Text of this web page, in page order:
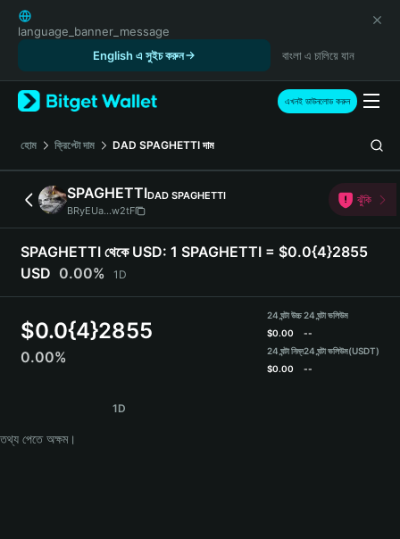
English
日本語
Русский
Español (Latinoamérica)
Türkçe
Italiano
Deutsch
简体中文
繁體中文
Português (Portugal)
Bahasa Indonesia
Español
language_banner_message
English এ সুইচ করুন
বাংলা এ চালিয়ে যান
এখনই ডাউনলোড করুন
হোম ক্রিপ্টো দাম DAD SPAGHETTI দাম
SPAGHETTIDAD SPAGHETTI
BRyEUa...w2tF
ঝুঁকি
SPAGHETTI থেকে USD: 1 SPAGHETTI = $0.0{4}2855
USD 0.00% 1D
$0.0{4}2855
0.00%
24 ঘন্টা উচ্চ
$0.00
24 ঘন্টা নিম্ন
$0.00
24 ঘন্টা ভলিউম
--
24 ঘন্টা ভলিউম(USDT)
--
1D
তথ্য পেতে অক্ষম।